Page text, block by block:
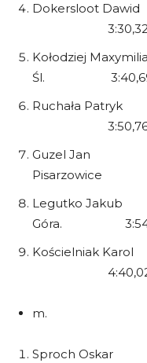
Dokersloot
Kołodziej
Śl.
Ruchała
Guzel
Pisarzowice
Legutko
Góra.
Kościelniak
m.
Sproch